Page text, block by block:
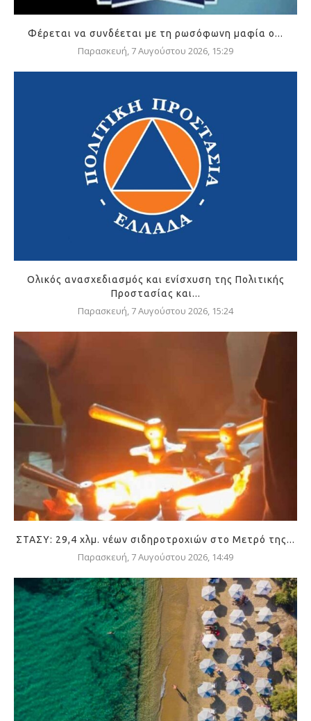
Φέρεται να συνδέεται με τη ρωσόφωνη μαφία ο...
Παρασκευή, 7 Αυγούστου 2026, 15:29
Ολικός ανασχεδιασμός και ενίσχυση της Πολιτικής
Προστασίας και...
Παρασκευή, 7 Αυγούστου 2026, 15:24
ΣΤΑΣΥ: 29,4 χλμ. νέων σιδηροτροχιών στο Μετρό της...
Παρασκευή, 7 Αυγούστου 2026, 14:49